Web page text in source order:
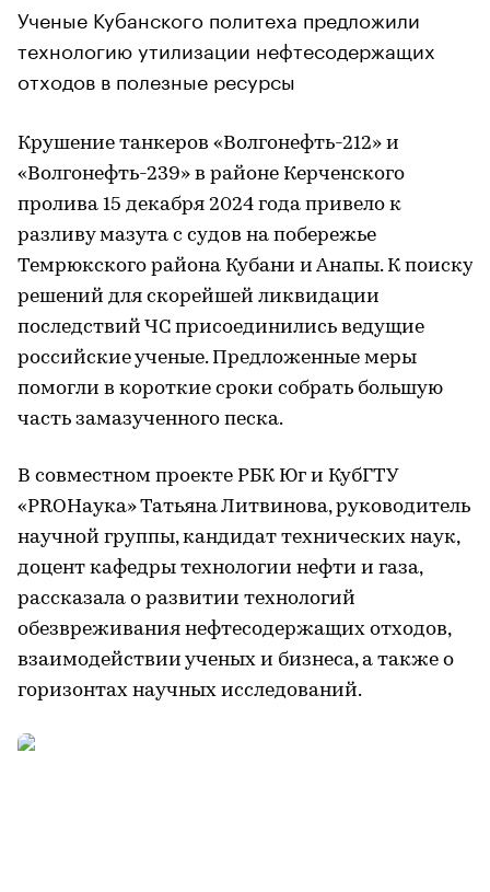
Ученые Кубанского политеха предложили
технологию утилизации нефтесодержащих
отходов в полезные ресурсы
Крушение танкеров «Волгонефть-212» и
«Волгонефть-239» в районе Керченского
пролива 15 декабря 2024 года привело к
разливу мазута с судов на побережье
Темрюкского района Кубани и Анапы. К поиску
решений для скорейшей ликвидации
последствий ЧС присоединились ведущие
российские ученые. Предложенные меры
помогли в короткие сроки собрать большую
часть замазученного песка.
В совместном проекте РБК Юг и КубГТУ
«PROНаука» Татьяна Литвинова, руководитель
научной группы, кандидат технических наук,
доцент кафедры технологии нефти и газа,
рассказала о развитии технологий
обезвреживания нефтесодержащих отходов,
взаимодействии ученых и бизнеса, а также о
горизонтах научных исследований.